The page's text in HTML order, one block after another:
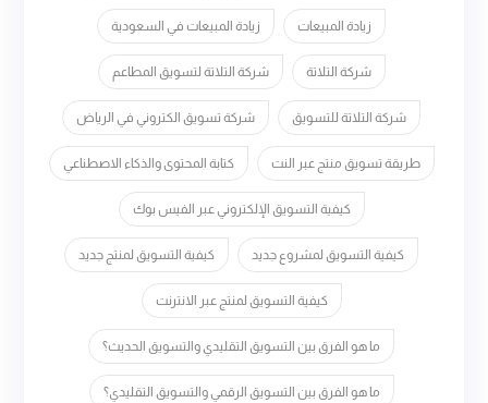
زيادة المبيعات زيادة المبيعات في السعودية
شركة التلاتة شركة التلاتة لتسويق المطاعم
شركة التلاتة للتسويق شركة تسويق الكتروني في الرياض
طريقة تسويق منتج عبر النت كتابة المحتوى والذكاء الاصطناعي
كيفية التسويق الإلكتروني عبر الفيس بوك
كيفية التسويق لمشروع جديد كيفية التسويق لمنتج جديد
كيفية التسويق لمنتج عبر الانترنت
ما هو الفرق بين التسويق التقليدي والتسويق الحديث؟
ما هو الفرق بين التسويق الرقمي والتسويق التقليدي؟